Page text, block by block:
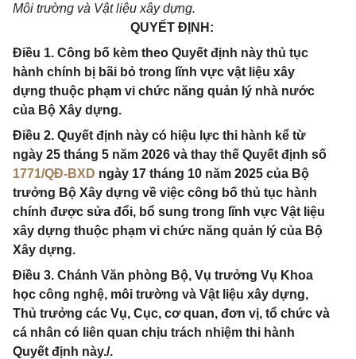
Môi trường và Vật liệu xây dựng.
QUYẾT ĐỊNH:
Điều 1. Công bố kèm theo Quyết định này thủ tục
hành chính bị bãi bỏ trong lĩnh vực vật liệu xây
dựng thuộc phạm vi chức năng quản lý nhà nước
của Bộ Xây dựng.
Điều 2. Quyết định này có hiệu lực thi hành kể từ
ngày 25 tháng 5 năm 2026 và thay thế Quyết định số
1771/QĐ-BXD ngày 17 tháng 10 năm 2025 của Bộ
trưởng Bộ Xây dựng về việc công bố thủ tục hành
chính được sửa đổi, bổ sung trong lĩnh vực Vật liệu
xây dựng thuộc phạm vi chức năng quản lý của Bộ
Xây dựng.
Điều 3. Chánh Văn phòng Bộ, Vụ trưởng Vụ Khoa
học công nghệ, môi trường và Vật liệu xây dựng,
Thủ trưởng các Vụ, Cục, cơ quan, đơn vị, tổ chức và
cá nhân có liên quan chịu trách nhiệm thi hành
Quyết định này./.